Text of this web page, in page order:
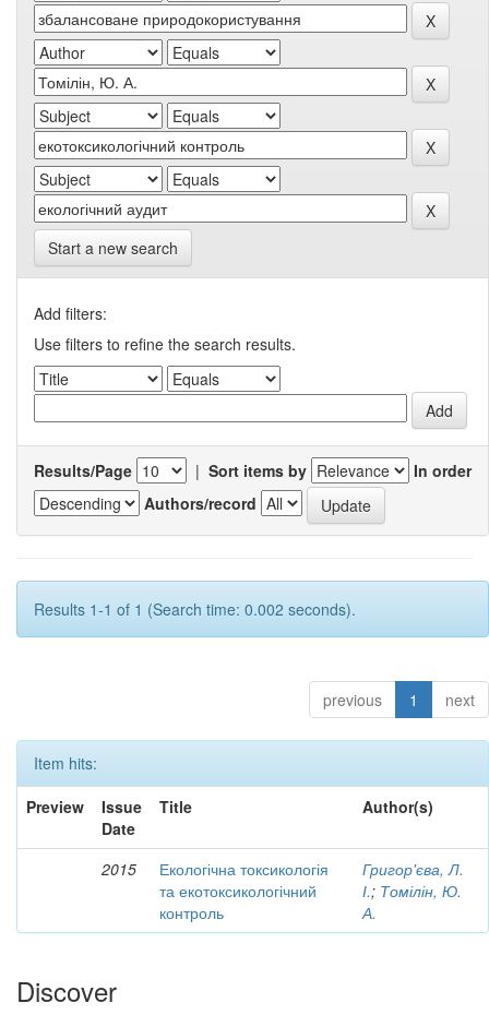
Start a new search
Add filters:
Use filters to refine the search results.
Results/Page | Sort items by
In order
Authors/record
Results 1-1 of 1 (Search time: 0.002 seconds).
previous 1 next
Item hits:
Preview
Issue
Date
Title Author(s)
2015
Екологічна токсикологія
та екотоксикологічний
контроль
Григор'єва, Л.
І.; Томілін, Ю.
А.
Discover